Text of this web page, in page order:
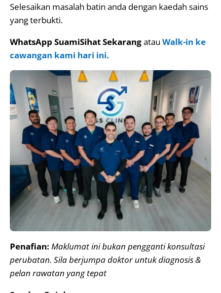
Selesaikan masalah batin anda dengan kaedah sains
yang terbukti.
WhatsApp SuamiSihat Sekarangatau Walk-in ke
cawangan kami hari ini.
Penafian: Maklumat ini bukan pengganti konsultasi
perubatan. Sila berjumpa doktor untuk diagnosis &
pelan rawatan yang tepat